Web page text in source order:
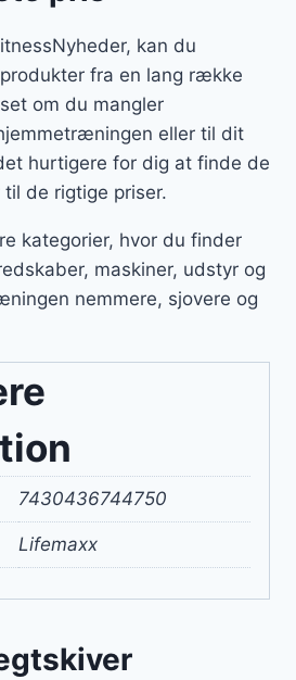
kan du
fra en lang række
om du mangler
eller til dit
hurtigere for dig at finde de
de rigtige priser.
kategorier, hvor du finder
maskiner, udstyr og
nemmere, sjovere og
7430436744750
Lifemaxx